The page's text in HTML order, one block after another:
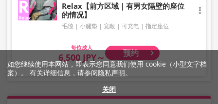
Relax【前方区域｜有男女隔壁的座位
的情况】
毛毯 小腿垫 宽敞 可充电 指定座位
成人
6,500 JPY～ 预约
如您继续使用本网站，即表示您同意我们使用 cookie（小型文字档
案）。 有关详细信息，请参阅隐私声明。
关闭